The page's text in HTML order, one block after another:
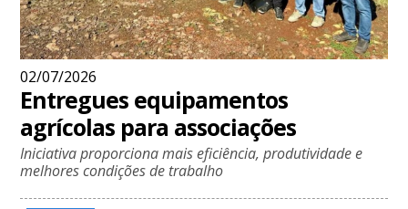
02/07/2026
Entregues equipamentos
agrícolas para associações
Iniciativa proporciona mais eficiência, produtividade e
melhores condições de trabalho